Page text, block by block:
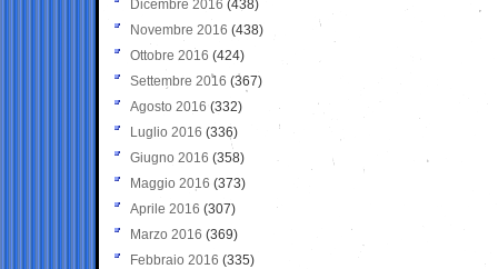
Dicembre 2016 (438)
Novembre 2016 (438)
Ottobre 2016 (424)
Settembre 2016 (367)
Agosto 2016 (332)
Luglio 2016 (336)
Giugno 2016 (358)
Maggio 2016 (373)
Aprile 2016 (307)
Marzo 2016 (369)
Febbraio 2016 (335)